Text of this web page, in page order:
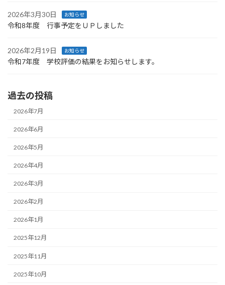
2026年3月30日 お知らせ
令和8年度 行事予定をＵＰしました
2026年2月19日 お知らせ
令和7年度 学校評価の結果をお知らせします。
過去の投稿
2026年7月
2026年6月
2026年5月
2026年4月
2026年3月
2026年2月
2026年1月
2025年12月
2025年11月
2025年10月